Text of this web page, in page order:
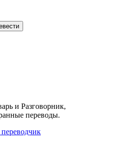
и Разговорник,
переводы.